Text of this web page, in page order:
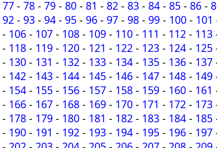
77 - 78 - 79 - 80 - 81 - 82 - 83 - 84 - 85 - 86 -
92 - 93 - 94 - 95 - 96 - 97 - 98 - 99 - 100 - 101
- 106 - 107 - 108 - 109 - 110 - 111 - 112 - 113
- 118 - 119 - 120 - 121 - 122 - 123 - 124 - 125
- 130 - 131 - 132 - 133 - 134 - 135 - 136 - 137
- 142 - 143 - 144 - 145 - 146 - 147 - 148 - 149
- 154 - 155 - 156 - 157 - 158 - 159 - 160 - 161
- 166 - 167 - 168 - 169 - 170 - 171 - 172 - 173
- 178 - 179 - 180 - 181 - 182 - 183 - 184 - 185
- 190 - 191 - 192 - 193 - 194 - 195 - 196 - 197